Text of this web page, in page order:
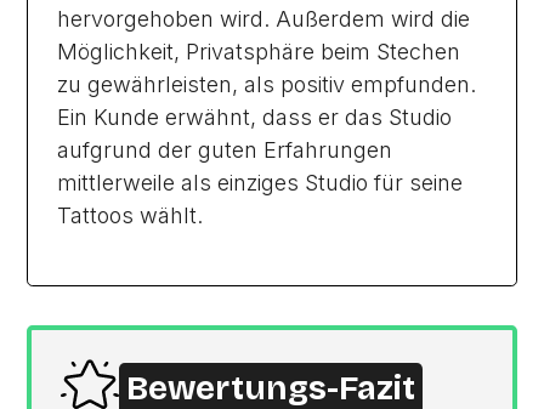
hervorgehoben wird. Außerdem wird die
Möglichkeit, Privatsphäre beim Stechen
zu gewährleisten, als positiv empfunden.
Ein Kunde erwähnt, dass er das Studio
aufgrund der guten Erfahrungen
mittlerweile als einziges Studio für seine
Tattoos wählt.
Bewertungs-Fazit